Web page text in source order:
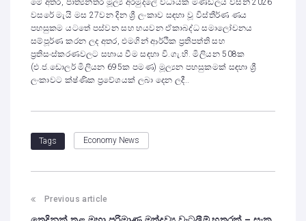
මේ අතර, ජාත්‍යන්තර මූල්‍ය අරමුදලේ විධායක මණ්ඩලය විසින් 2026
වසරේ මැයි මස 27වන දින ශ්‍රී ලංකාව සඳහා වූ විස්තීර්ණ ණය
පහසුකම යටතේ පස්වන සහ හයවන ඒකාබද්ධ සමාලෝචනය
සම්පූර්ණ කරන ලද අතර, එමගින් ආර්ථික ප්‍රතිපත්ති සහ
ප්‍රතිසංස්කරණවලට සහාය වීම සඳහා වි.ගැ.හි. මිලියන 508ක
(එ.ජ.ඩොලර් මිලියන 695ක පමණ) මූල්‍යන පහසුකමක් සඳහා ශ්‍රී
ලංකාවට ක්ෂ්ණික ප්‍රවේශයක් ලබා දෙන ලදී..
Tags Economy News
Previous article